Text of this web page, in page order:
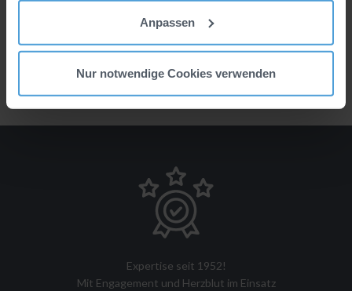
können Sie Ihre Zustimmung jederzeit widerrufen oder
individuelle Anpassungen vornehmen. Weitere
Marketingpartner, haben wir für Sie in unserer
Anpassen
Nur notwendige Cookies verwenden
Expertise seit 1952!
Mit Engagement und Herzblut im Einsatz